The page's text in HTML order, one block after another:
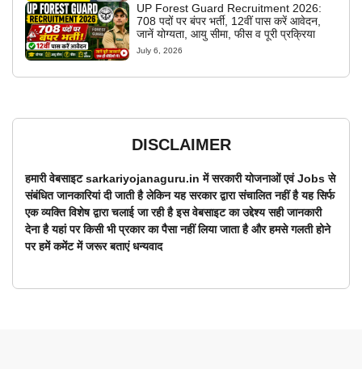
UP Forest Guard Recruitment 2026:
708 पदों पर बंपर भर्ती, 12वीं पास करें आवेदन,
जानें योग्यता, आयु सीमा, फीस व पूरी प्रक्रिया
July 6, 2026
DISCLAIMER
हमारी वेबसाइट sarkariyojanaguru.in में सरकारी योजनाओं एवं Jobs से
संबंधित जानकारियां दी जाती है लेकिन यह सरकार द्वारा संचालित नहीं है यह सिर्फ
एक व्यक्ति विशेष द्वारा चलाई जा रही है इस वेबसाइट का उद्देश्य सही जानकारी
देना है यहां पर किसी भी प्रकार का पैसा नहीं लिया जाता है और हमसे गलती होने
पर हमें कमेंट में जरूर बताएं धन्यवाद